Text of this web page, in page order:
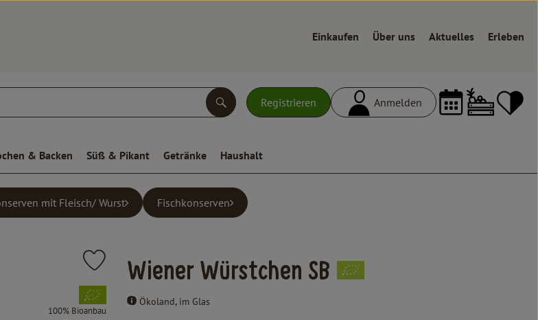
Einkaufen Über uns Aktuelles Erleben
Registrieren Anmelden
Suchen
& Backen Süß & Pikant Getränke Haushalt
mit Fleisch/ Wurst Fischkonserven
Wiener Würstchen SB
Ökoland, im Glas
Produkt zu Favouriten hinzufügen
, Verband:
100% Bioanbau